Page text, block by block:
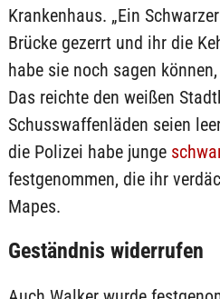
Krankenhaus. „Ein
Brücke gezerrt und ihr die
habe sie noch sagen
Das reichte den weißen
Schusswaffenläden seien
die Polizei habe junge
festgenommen, die ihr
Mapes.
Geständnis widerrufen